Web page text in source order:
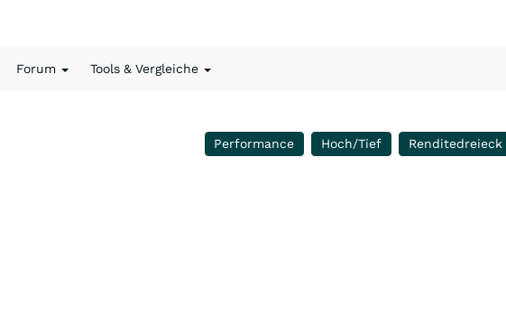
Forum Tools & Vergleiche
Performance Hoch/Tief Renditedreieck